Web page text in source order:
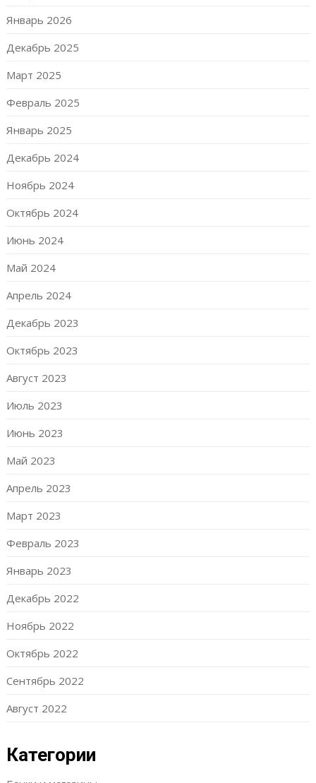
Январь 2026
Декабрь 2025
Март 2025
Февраль 2025
Январь 2025
Декабрь 2024
Ноябрь 2024
Октябрь 2024
Июнь 2024
Май 2024
Апрель 2024
Декабрь 2023
Октябрь 2023
Август 2023
Июль 2023
Июнь 2023
Май 2023
Апрель 2023
Март 2023
Февраль 2023
Январь 2023
Декабрь 2022
Ноябрь 2022
Октябрь 2022
Сентябрь 2022
Август 2022
Категории